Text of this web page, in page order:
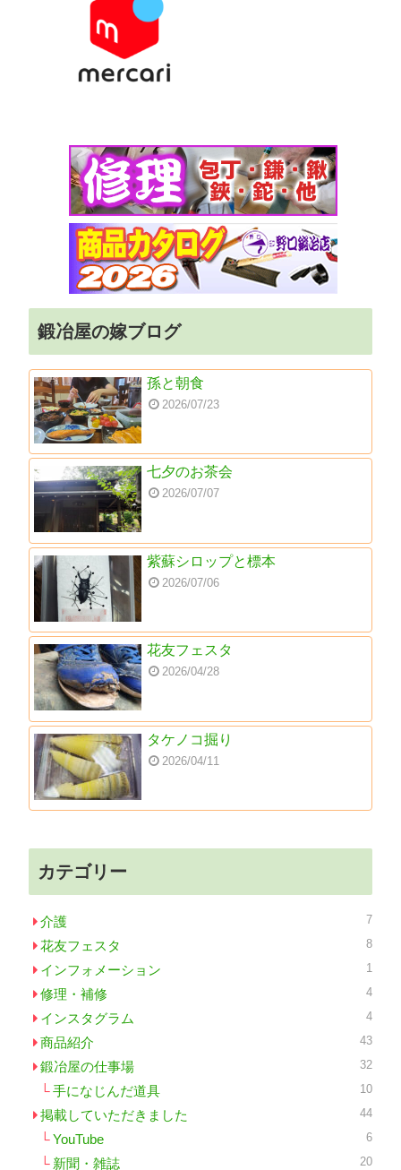
鍛冶屋の嫁ブログ
孫と朝食
2026/07/23
七夕のお茶会
2026/07/07
紫蘇シロップと標本
2026/07/06
花友フェスタ
2026/04/28
タケノコ掘り
2026/04/11
カテゴリー
介護 7
花友フェスタ 8
インフォメーション 1
修理・補修 4
インスタグラム 4
商品紹介 43
鍛冶屋の仕事場 32
手になじんだ道具 10
掲載していただきました 44
YouTube 6
新聞・雑誌 20